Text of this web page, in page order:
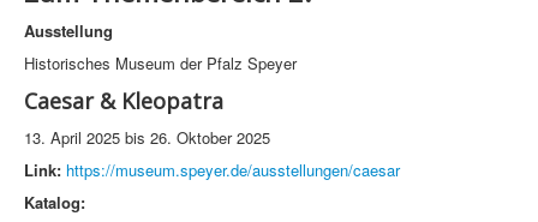
Ausstellung
Historisches Museum der Pfalz Speyer
Caesar & Kleopatra
13. April 2025 bis 26. Oktober 2025
Link: https://museum.speyer.de/ausstellungen/caesar
Katalog: